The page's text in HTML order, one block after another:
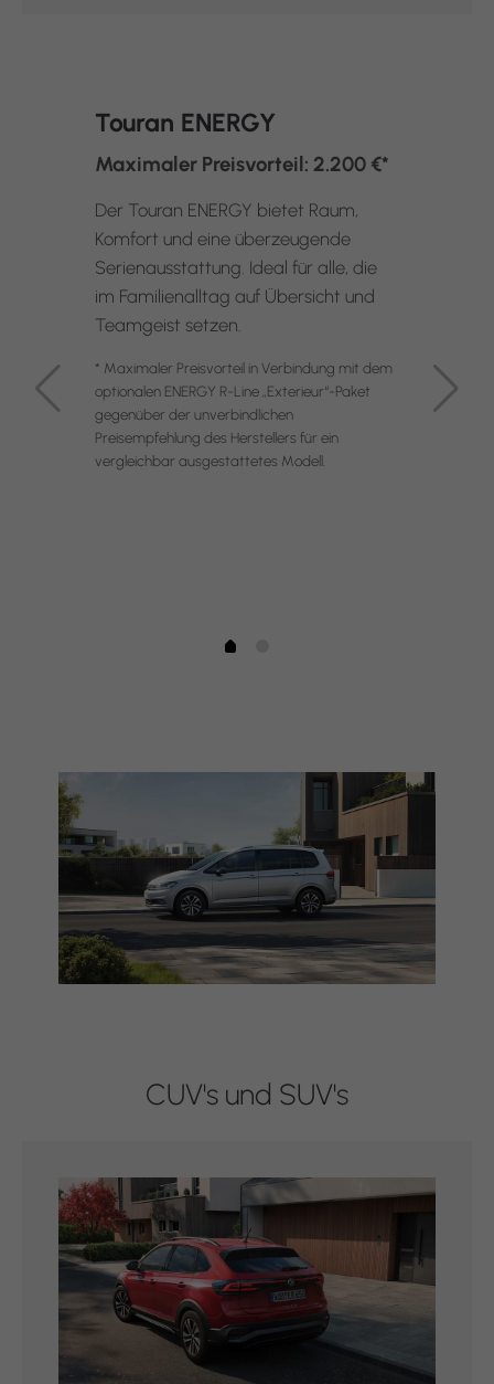
Touran ENERGY
Maximaler Preisvorteil: 2.200 €*
Der Touran ENERGY bietet Raum,
Komfort und eine überzeugende
Serienausstattung. Ideal für alle, die
im Familienalltag auf Übersicht und
Teamgeist setzen.
* Maximaler Preisvorteil in Verbindung mit dem
optionalen ENERGY R-Line „Exterieur“-Paket
gegenüber der unverbindlichen
Preisempfehlung des Herstellers für ein
vergleichbar ausgestattetes Modell.
CUV's und SUV's